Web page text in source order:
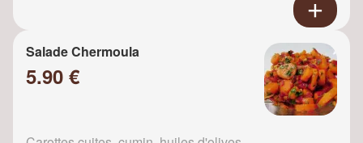
Salade Chermoula
5.90 €